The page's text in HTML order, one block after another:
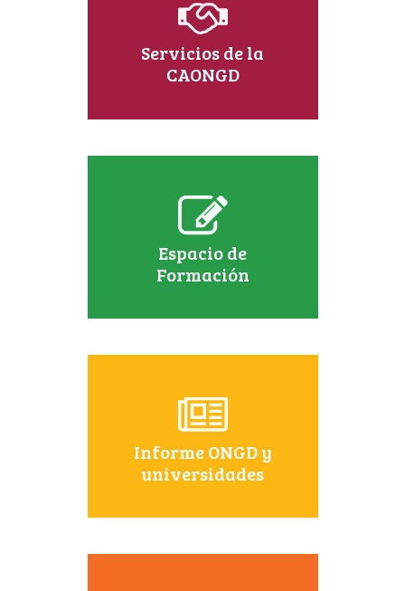
Servicios de la
CAONGD
Espacio de
Formación
Informe ONGD y
universidades